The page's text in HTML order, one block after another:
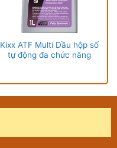
Kixx ATF Multi Dầu hộp số
tự động đa chức năng